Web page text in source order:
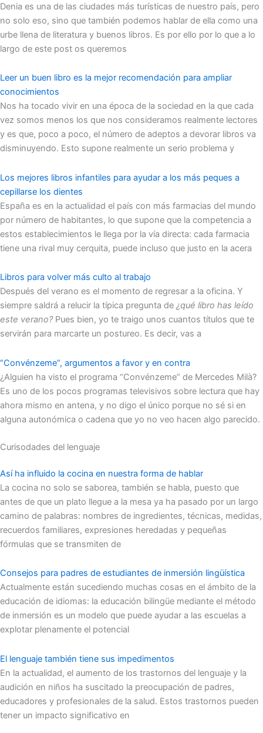
Denia es una de las ciudades más turísticas de nuestro país, pero
no solo eso, sino que también podemos hablar de ella como una
urbe llena de literatura y buenos libros. Es por ello por lo que a lo
largo de este post os queremos
Leer un buen libro es la mejor recomendación para ampliar
conocimientos
Nos ha tocado vivir en una época de la sociedad en la que cada
vez somos menos los que nos consideramos realmente lectores
y es que, poco a poco, el número de adeptos a devorar libros va
disminuyendo. Esto supone realmente un serio problema y
Los mejores libros infantiles para ayudar a los más peques a
cepillarse los dientes
España es en la actualidad el país con más farmacias del mundo
por número de habitantes, lo que supone que la competencia a
estos establecimientos le llega por la vía directa: cada farmacia
tiene una rival muy cerquita, puede incluso que justo en la acera
Libros para volver más culto al trabajo
Después del verano es el momento de regresar a la oficina. Y
siempre saldrá a relucir la típica pregunta de ¿qué libro has leído
este verano?Pues bien, yo te traigo unos cuantos títulos que te
servirán para marcarte un postureo. Es decir, vas a
“Convénzeme”, argumentos a favor y en contra
¿Alguien ha visto el programa “Convénzeme” de Mercedes Milà?
Es uno de los pocos programas televisivos sobre lectura que hay
ahora mismo en antena, y no digo el único porque no sé si en
alguna autonómica o cadena que yo no veo hacen algo parecido.
Curisodades del lenguaje
Así ha influido la cocina en nuestra forma de hablar
La cocina no solo se saborea, también se habla, puesto que
antes de que un plato llegue a la mesa ya ha pasado por un largo
camino de palabras: nombres de ingredientes, técnicas, medidas,
recuerdos familiares, expresiones heredadas y pequeñas
fórmulas que se transmiten de
Consejos para padres de estudiantes de inmersión lingüística
Actualmente están sucediendo muchas cosas en el ámbito de la
educación de idiomas: la educación bilingüe mediante el método
de inmersión es un modelo que puede ayudar a las escuelas a
explotar plenamente el potencial
El lenguaje también tiene sus impedimentos
En la actualidad, el aumento de los trastornos del lenguaje y la
audición en niños ha suscitado la preocupación de padres,
educadores y profesionales de la salud. Estos trastornos pueden
tener un impacto significativo en